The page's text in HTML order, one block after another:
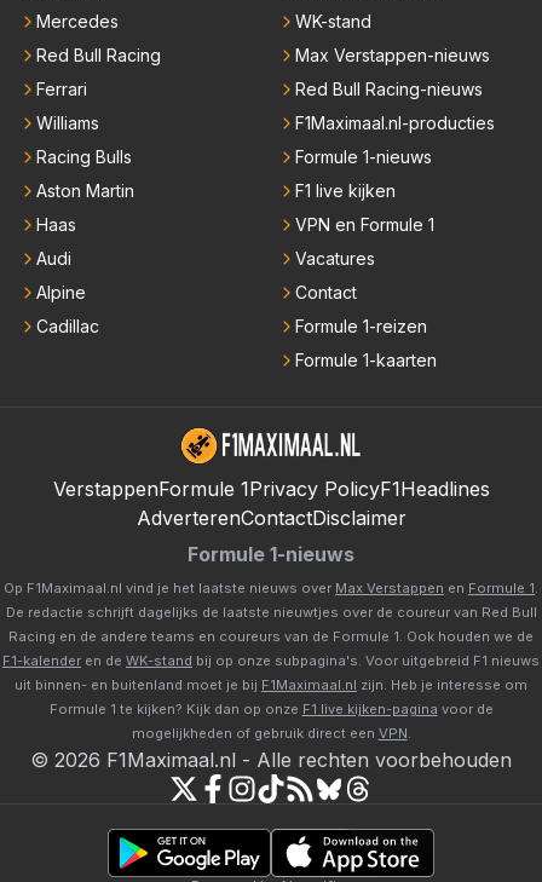
Mercedes
Red Bull Racing
Ferrari
Williams
Racing Bulls
Aston Martin
Haas
Audi
Alpine
Cadillac
WK-stand
Max Verstappen-nieuws
Red Bull Racing-nieuws
F1Maximaal.nl-producties
Formule 1-nieuws
F1 live kijken
VPN en Formule 1
Vacatures
Contact
Formule 1-reizen
Formule 1-kaarten
VerstappenFormule 1Privacy PolicyF1Headlines
AdverterenContactDisclaimer
Formule 1-nieuws
Op F1Maximaal.nl vind je het laatste nieuws over Max Verstappen en Formule 1.
De redactie schrijft dagelijks de laatste nieuwtjes over de coureur van Red Bull
Racing en de andere teams en coureurs van de Formule 1. Ook houden we de
F1-kalender en de WK-stand bij op onze subpagina's. Voor uitgebreid F1 nieuws
uit binnen- en buitenland moet je bij F1Maximaal.nl zijn. Heb je interesse om
Formule 1 te kijken? Kijk dan op onze F1 live kijken-pagina voor de
mogelijkheden of gebruik direct een VPN.
© 2026 F1Maximaal.nl - Alle rechten voorbehouden